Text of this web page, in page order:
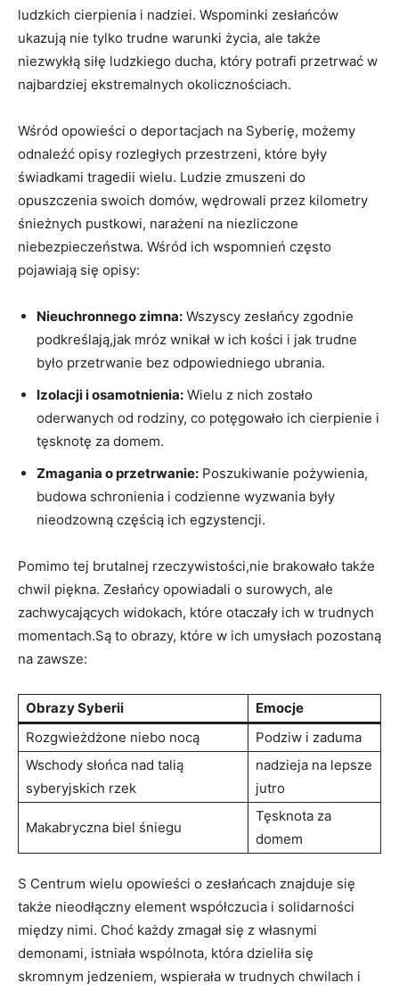
ludzkich cierpienia i nadziei. Wspominki zesłańców
ukazują nie tylko trudne warunki życia, ale także
niezwykłą siłę ludzkiego ducha, który potrafi przetrwać w
najbardziej ekstremalnych okolicznościach.
Wśród opowieści o deportacjach na Syberię, możemy
odnaleźć opisy rozległych przestrzeni, które były
świadkami tragedii wielu. Ludzie zmuszeni do
opuszczenia swoich domów, wędrowali przez kilometry
śnieżnych pustkowi, narażeni na niezliczone
niebezpieczeństwa. Wśród ich wspomnień często
pojawiają się opisy:
Nieuchronnego zimna: Wszyscy zesłańcy zgodnie
podkreślają,jak mróz wnikał w ich kości i jak trudne
było przetrwanie bez odpowiedniego ubrania.
Izolacji i osamotnienia: Wielu z nich zostało
oderwanych od rodziny, co potęgowało ich cierpienie i
tęsknotę za domem.
Zmagania o przetrwanie: Poszukiwanie pożywienia,
budowa schronienia i codzienne wyzwania były
nieodzowną częścią ich egzystencji.
Pomimo tej brutalnej rzeczywistości,nie brakowało także
chwil piękna. Zesłańcy opowiadali o surowych, ale
zachwycających widokach, które otaczały ich w trudnych
momentach.Są to obrazy, które w ich umysłach pozostaną
na zawsze:
Obrazy Syberii
Emocje
Rozgwieżdżone niebo nocą
Podziw i zaduma
Wschody słońca nad talią
syberyjskich rzek
nadzieja na lepsze
jutro
Makabryczna biel śniegu
Tęsknota za
domem
S Centrum wielu opowieści o zesłańcach znajduje się
także nieodłączny element współczucia i solidarności
między nimi. Choć każdy zmagał się z własnymi
demonami, istniała wspólnota, która dzieliła się
skromnym jedzeniem, wspierała w trudnych chwilach i